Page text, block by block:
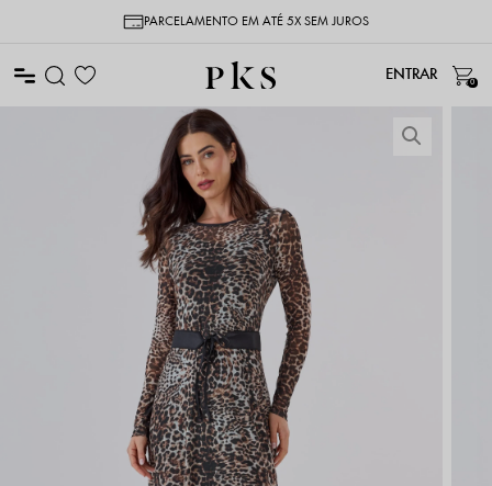
PARCELAMENTO EM ATÉ 5X SEM JUROS
0